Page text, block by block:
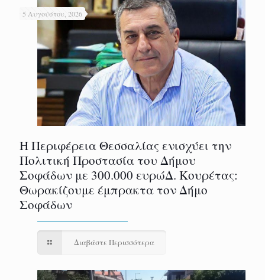
5 Αυγούστου, 2026
Η Περιφέρεια Θεσσαλίας ενισχύει την
Πολιτική Προστασία του Δήμου
Σοφάδων με 300.000 ευρώΔ. Κουρέτας:
Θωρακίζουμε έμπρακτα τον Δήμο
Σοφάδων
Διαβάστε Περισσότερα